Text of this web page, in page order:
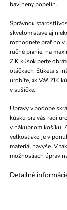
bavlnený popelín.
Správnou
skvelom stave aj
rozhodnete prať ho v
ručné pranie, na
ZIK kúsok perte
otáčkach. Etiketa s
urobíte, ak Váš ZIK
v sušičke.
Úpravy v podobe
kúsku pre vás radi
v nákupnom košíku.
veľkosť ako je v
materiál navyše. V
možnostiach úprav
Detailné